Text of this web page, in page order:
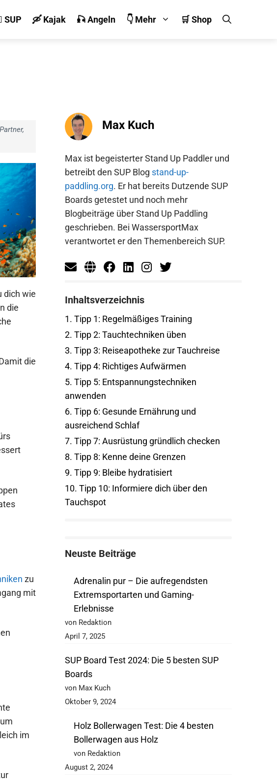
SUP 🛶 Kajak 🎣 Angeln 👇 Mehr 🛒 Shop
dich wie
die
die
zu
mit
im
Max Kuch
Max ist begeisterter Stand Up Paddler und
betreibt den SUP Blog stand-up-
paddling.org. Er hat bereits Dutzende SUP
Boards getestet und noch mehr
Blogbeiträge über Stand Up Paddling
geschrieben. Bei WassersportMax
verantwortet er den Themenbereich SUP.
Inhaltsverzeichnis
1. Tipp 1: Regelmäßiges Training
2. Tipp 2: Tauchtechniken üben
3. Tipp 3: Reiseapotheke zur Tauchreise
4. Tipp 4: Richtiges Aufwärmen
5. Tipp 5: Entspannungstechniken
anwenden
6. Tipp 6: Gesunde Ernährung und
ausreichend Schlaf
7. Tipp 7: Ausrüstung gründlich checken
8. Tipp 8: Kenne deine Grenzen
9. Tipp 9: Bleibe hydratisiert
10. Tipp 10: Informiere dich über den
Tauchspot
Neuste Beiträge
Adrenalin pur – Die aufregendsten
Extremsportarten und Gaming-
Erlebnisse
von Redaktion
April 7, 2025
SUP Board Test 2024: Die 5 besten SUP
Boards
von Max Kuch
Oktober 9, 2024
Holz Bollerwagen Test: Die 4 besten
Bollerwagen aus Holz
von Redaktion
August 2, 2024